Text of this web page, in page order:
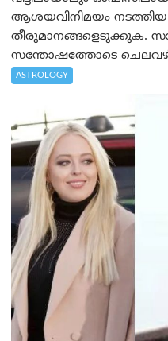
ആശയവിനിമയം നടത്തിയ
തീരുമാനങ്ങളെടുക്കുക.
സന്തോഷത്തോടെ
ASTROLOGY